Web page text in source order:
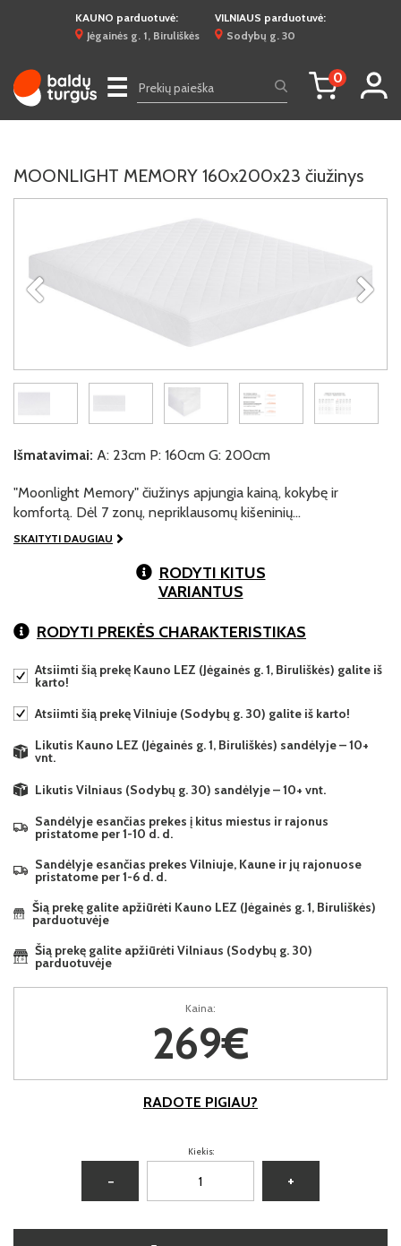
KAUNO parduotuvė:
Jėgainės g. 1, Biruliškės
VILNIAUS parduotuvė:
Sodybų g. 30
☰ 0
MOONLIGHT MEMORY 160x200x23 čiužinys
Išmatavimai: A: 23cm P: 160cm G: 200cm
"Moonlight Memory" čiužinys apjungia kainą, kokybę ir
komfortą. Dėl 7 zonų, nepriklausomų kišeninių…
SKAITYTI DAUGIAU
RODYTI KITUS
VARIANTUS
RODYTI PREKĖS CHARAKTERISTIKAS
Atsiimti šią prekę Kauno LEZ (Jėgainės g. 1, Biruliškės) galite iš
karto!
Atsiimti šią prekę Vilniuje (Sodybų g. 30) galite iš karto!
Likutis Kauno LEZ (Jėgainės g. 1, Biruliškės) sandėlyje – 10+
vnt.
Likutis Vilniaus (Sodybų g. 30) sandėlyje – 10+ vnt.
Sandėlyje esančias prekes į kitus miestus ir rajonus
pristatome per 1-10 d. d.
Sandėlyje esančias prekes Vilniuje, Kaune ir jų rajonuose
pristatome per 1-6 d. d.
Šią prekę galite apžiūrėti Kauno LEZ (Jėgainės g. 1, Biruliškės)
parduotuvėje
Šią prekę galite apžiūrėti Vilniaus (Sodybų g. 30)
parduotuvėje
Kaina:
269€
RADOTE PIGIAU?
Kiekis:
− +